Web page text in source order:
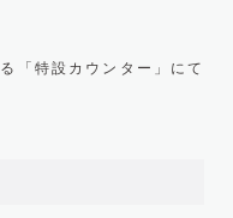
「特設カウンター」にて